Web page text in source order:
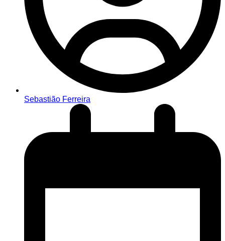
Sebastião Ferreira